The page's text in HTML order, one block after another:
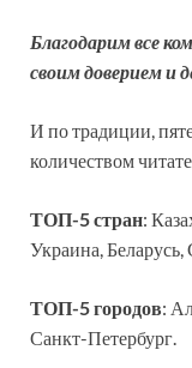
Благодарим все
своим доверием и
И по традиции,
количеством
ТОП-5 стран:
Украина,
ТОП-5 городов:
Санкт-Петербург.